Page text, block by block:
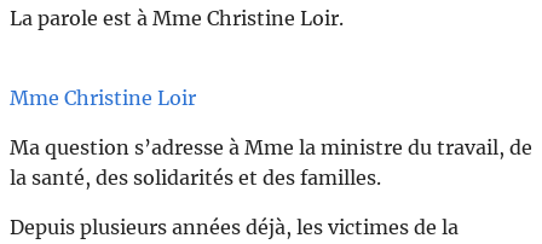
La parole est à Mme Christine Loir.
Mme Christine Loir
Ma question s’adresse à Mme la ministre du travail, de
la santé, des solidarités et des familles.
Depuis plusieurs années déjà, les victimes de la